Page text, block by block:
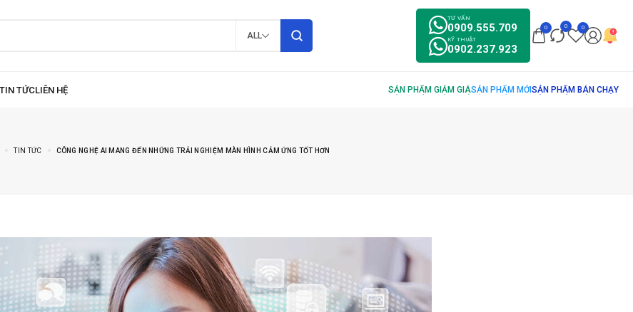
ALL
0909.555.709
TƯ VẤN
0902.237.923
KỸ THUẬT
0 0 0
TIN TỨC CÔNG NGHỆ AI MANG ĐẾN NHỮNG TRẢI NGHIỆM MÀN HÌNH CẢM ỨNG TỐT HƠN